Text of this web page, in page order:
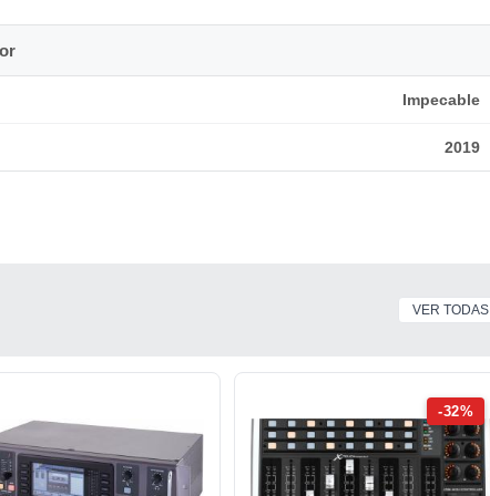
fader
Impecable
2019
VER TODAS
-32%